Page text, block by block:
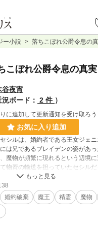
ー小説 > 落ちこぼれ公爵令息の
こぼれ公爵令息の真実
谷夜宵
況ボード： 2 件 ）
に追加して更新通知を受け取ろう
お気に入り追加
シルは、婚約者である王女ジェ
は兄であるブレイデンの姿があ
魔物が頻繁に現れるという辺境に
物資の輸送を担っていたセシル
数の怪我人が出てしまう。物資が
陥り、セシルは祈ることしかでき
──。
、楽しんでもらえると嬉しいです
婚約破棄 魔王 精霊 魔物